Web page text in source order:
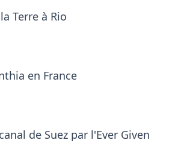
Terre à Rio
en France
de Suez par l'Ever Given